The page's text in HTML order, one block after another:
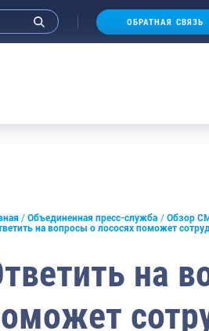
ОБРАТНАЯ СВЯЗЬ
Объединенная пресс-служба
Обзор
на вопросы о лососях поможет
на